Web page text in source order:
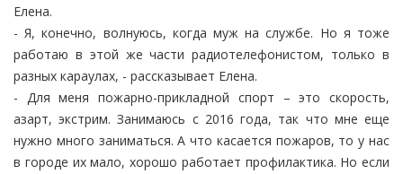
Елена.
- Я, конечно, волнуюсь, когда муж на службе. Но я тоже
работаю в этой же части радиотелефонистом, только в
разных караулах, - рассказывает Елена.
- Для меня пожарно-прикладной спорт – это скорость,
азарт, экстрим. Занимаюсь с 2016 года, так что мне еще
нужно много заниматься. А что касается пожаров, то у нас
в городе их мало, хорошо работает профилактика. Но если